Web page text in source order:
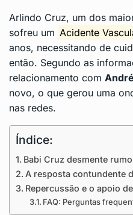
Arlindo Cruz, um dos
sofreu um Acidente
anos, necessitando de
então. Segundo as
relacionamento com
novo, o que gerou uma
nas redes.
Índice:
Babi Cruz desmente
A resposta contundente
Repercussão e o apoio
FAQ: Perguntas